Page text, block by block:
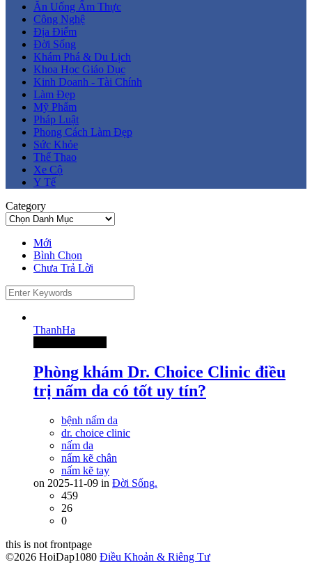
Ăn Uống Ẩm Thực
Công Nghệ
Địa Điểm
Đời Sống
Khám Phá & Du Lịch
Khoa Học Giáo Dục
Kinh Doanh - Tài Chính
Làm Đẹp
Mỹ Phẩm
Pháp Luật
Phong Cách Làm Đẹp
Sức Khỏe
Thể Thao
Xe Cộ
Y Tế
Category
Mới
Bình Chọn
Chưa Trả Lời
ThanhHa
Phòng khám Dr. Choice Clinic điều
trị nấm da có tốt uy tín?
bệnh nấm da
dr. choice clinic
nấm da
nấm kẽ chân
nấm kẽ tay
on 2025-11-09 in Đời Sống.
459
26
0
this is not frontpage
©2026 HoiDap1080 Điều Khoản & Riêng Tư